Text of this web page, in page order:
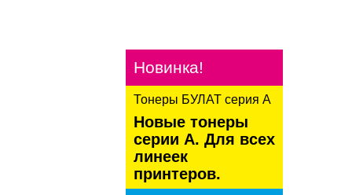
kaspersky
Новинка!
Тонеры БУЛАТ серия А
Новые тонеры
серии А. Для всех
линеек
принтеров.